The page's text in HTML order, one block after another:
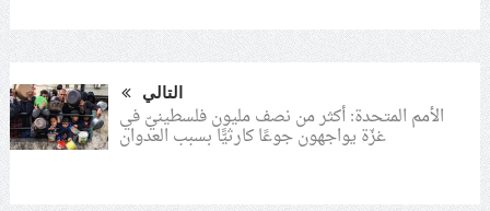
التالي
الأمم المتحدة: أكثر من نصف مليون فلسطينيّ في
غزّة يواجهون جوعًا كارثيًّا بسبب العدوان